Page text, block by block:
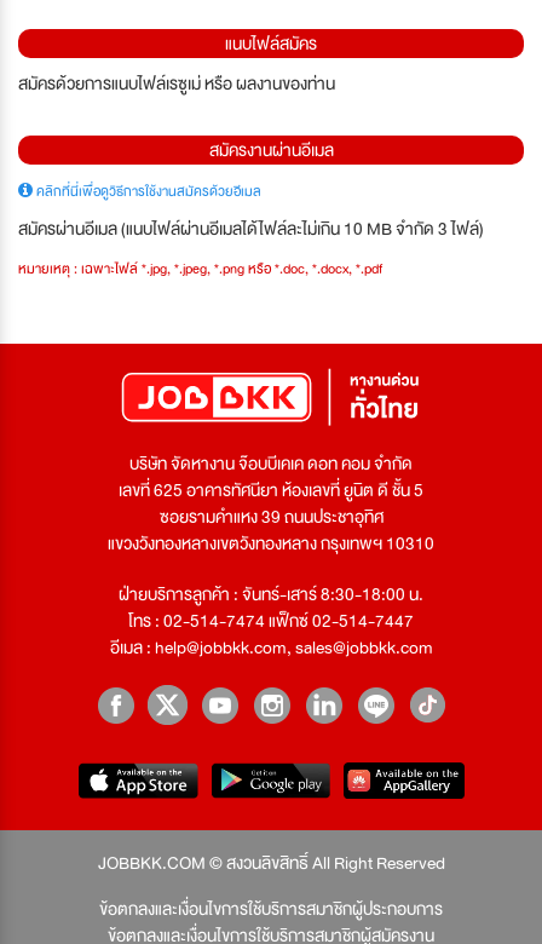
แนบไฟล์สมัคร
สมัครด้วยการแนบไฟล์เรซูเม่ หรือ ผลงานของท่าน
สมัครงานผ่านอีเมล
คลิกที่นี่เพื่อดูวิธีการใช้งานสมัครด้วยอีเมล
สมัครผ่านอีเมล (แนบไฟล์ผ่านอีเมลได้ไฟล์ละไม่เกิน 10 MB จำกัด 3 ไฟล์)
หมายเหตุ : เฉพาะไฟล์ *.jpg, *.jpeg, *.png หรือ *.doc, *.docx, *.pdf
บริษัท จัดหางาน จ๊อบบีเคเค ดอท คอม จำกัด
เลขที่ 625 อาคารทัศนียา ห้องเลขที่ ยูนิต ดี ชั้น 5
ซอยรามคำแหง 39 ถนนประชาอุทิศ
แขวงวังทองหลางเขตวังทองหลาง กรุงเทพฯ 10310
ฝ่ายบริการลูกค้า : จันทร์-เสาร์ 8:30-18:00 น.
โทร : 02-514-7474 แฟ็กซ์ 02-514-7447
อีเมล :help@jobbkk.com,sales@jobbkk.com
JOBBKK.COM © สงวนลิขสิทธิ์ All Right Reserved
ข้อตกลงและเงื่อนไขการใช้บริการสมาชิกผู้ประกอบการ
ข้อตกลงและเงื่อนไขการใช้บริการสมาชิกผู้สมัครงาน